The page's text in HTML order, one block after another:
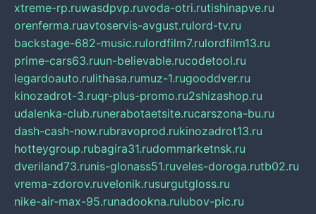
xtreme-rp.ruwasdpvp.ruvoda-otri.rutishinapve.ru
orenferma.ruavtoservis-avgust.rulord-tv.ru
backstage-682-music.rulordfilm7.rulordfilm13.ru
prime-cars63.ruun-believable.rucodetool.ru
legardoauto.rulithasa.rumuz-1.rugooddver.ru
kinozadrot-3.ruqr-plus-promo.ru2shizashop.ru
udalenka-club.runerabotaetsite.rucarszona-bu.ru
dash-cash-now.rubravoprod.rukinozadrot13.ru
hotteygroup.rubagira31.rudommarketnsk.ru
dveriland73.runis-glonass51.ruveles-doroga.rutb02.ru
vrema-zdorov.ruvelonik.rusurgutgloss.ru
nike-air-max-95.runadookna.rulubov-pic.ru